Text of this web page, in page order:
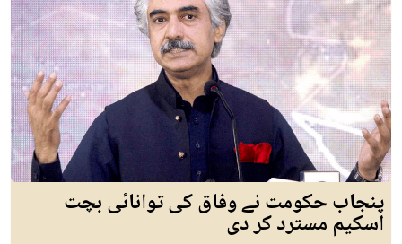
پنجاب حکومت نے وفاق کی توانائی بچت
اسکیم مسترد کر دی